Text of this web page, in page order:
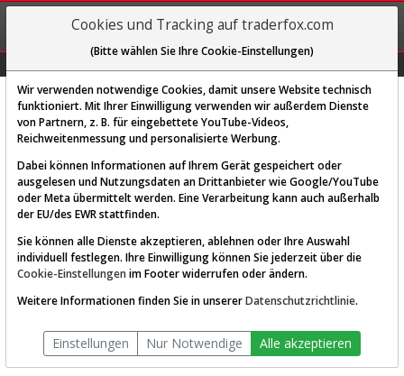
REGIS-
TRIEREN
Diese Funktion ist nur für
AKTIEN-TERMINAL
Die Aktienanalyse-Plattform von
TraderFox
Cookies und Tracking auf traderfox.com
(Bitte wählen Sie Ihre Cookie-Einstellungen)
Wir verwenden notwendige Cookies, damit unsere Website technisch
funktioniert. Mit Ihrer Einwilligung verwenden wir außerdem Dienste
von Partnern, z. B. für eingebettete YouTube-Videos,
Reichweitenmessung und personalisierte Werbung.
Dabei können Informationen auf Ihrem Gerät gespeichert oder
ausgelesen und Nutzungsdaten an Drittanbieter wie Google/YouTube
oder Meta übermittelt werden. Eine Verarbeitung kann auch außerhalb
der EU/des EWR stattfinden.
Sie können alle Dienste akzeptieren, ablehnen oder Ihre Auswahl
individuell festlegen. Ihre Einwilligung können Sie jederzeit über die
Cookie-Einstellungen im Footer widerrufen oder ändern.
Weitere Informationen finden Sie in unsererDatenschutzrichtlinie.
Einstellungen Nur Notwendige Alle akzeptieren